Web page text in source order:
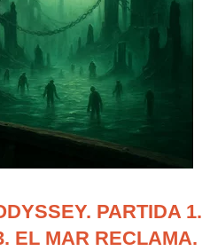
PARTIDA 1.
EL MAR RECLAMA.